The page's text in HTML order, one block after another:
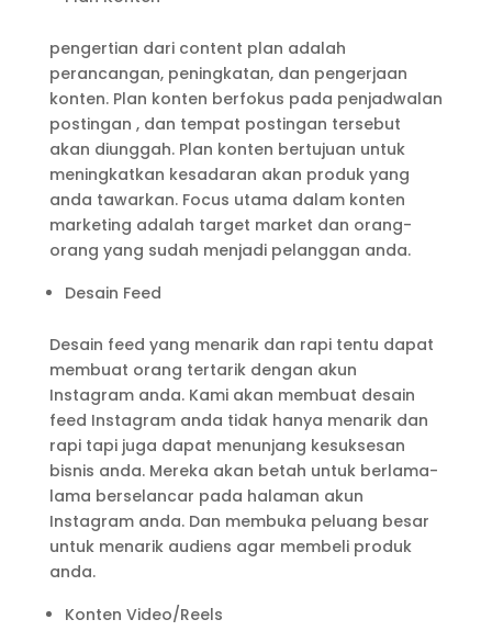
pengertian dari content plan adalah
perancangan, peningkatan, dan pengerjaan
konten. Plan konten berfokus pada penjadwalan
postingan , dan tempat postingan tersebut
akan diunggah. Plan konten bertujuan untuk
meningkatkan kesadaran akan produk yang
anda tawarkan. Focus utama dalam konten
marketing adalah target market dan orang-
orang yang sudah menjadi pelanggan anda.
Desain Feed
Desain feed yang menarik dan rapi tentu dapat
membuat orang tertarik dengan akun
Instagram anda. Kami akan membuat desain
feed Instagram anda tidak hanya menarik dan
rapi tapi juga dapat menunjang kesuksesan
bisnis anda. Mereka akan betah untuk berlama-
lama berselancar pada halaman akun
Instagram anda. Dan membuka peluang besar
untuk menarik audiens agar membeli produk
anda.
Konten Video/Reels